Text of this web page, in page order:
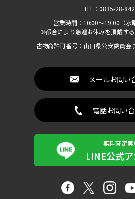
TEL：0835-28-
営業時間：10:00〜19:00（水曜
※都合により急遽お休みを頂戴す
古物商許可番号：山口県公安委員会
メールお問い
電話お問い
無料査定実
LINE公式